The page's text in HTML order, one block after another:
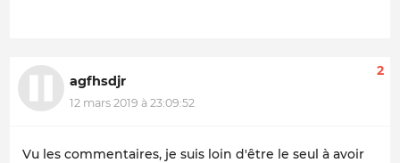
agfhsdjr
12 mars 2019 à 23:09:52
2
Vu les commentaires, je suis loin d'être le seul à avoir